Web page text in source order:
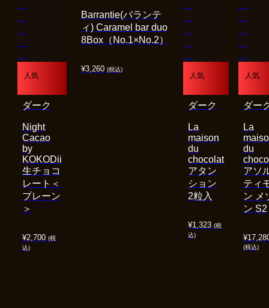
人気
¥2,700 (税
込)
Night
Cacao
by
KOKODii
生チョコ
レート＜
プレーン
＞
ダーク
¥3,260 (税込)
Barrantie(バランテ
ィ) Caramel bar duo
8Box（No.1×No.2）
人気
¥1,323 (税
込)
La
maison
du
chocolat
アタン
ション
2粒入
ダーク
人気
¥
(税込)
La
du
アソ
ティ
ン メ
ン S2
ダー